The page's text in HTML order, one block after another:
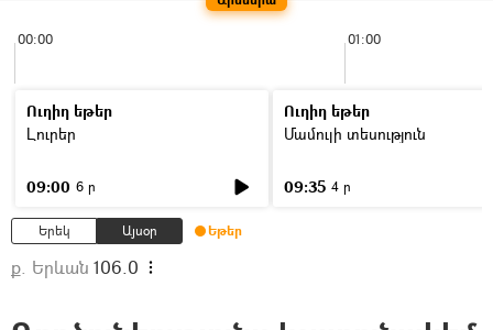
00:00 01:00
Ուղիղ եթեր
Լուրեր
09:00 6 ր
Ուղիղ եթեր
Մամուլի տեսություն
09:35 4 ր
Երեկ Այսօր Եթեր
ք. Երևան 106.0